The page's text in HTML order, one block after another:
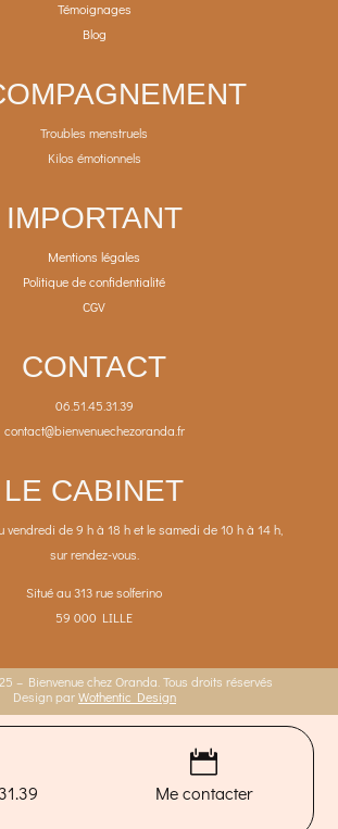
Témoignages
Blog
Troubles menstruels
Kilos émotionnels
IMPORTANT
Mentions légales
Politique de confidentialité
CGV
CONTACT
06.51.45.31.39
contact@bienvenuechezoranda.fr
LE CABINET
vendredi de 9 h à 18 h et le samedi de 10 h à 14 h,
sur rendez-vous.
Situé au 313 rue solferino
59 000 LILLE
– Bienvenue chez Oranda. Tous droits réservés
Design parWothentic Design

Me contacter